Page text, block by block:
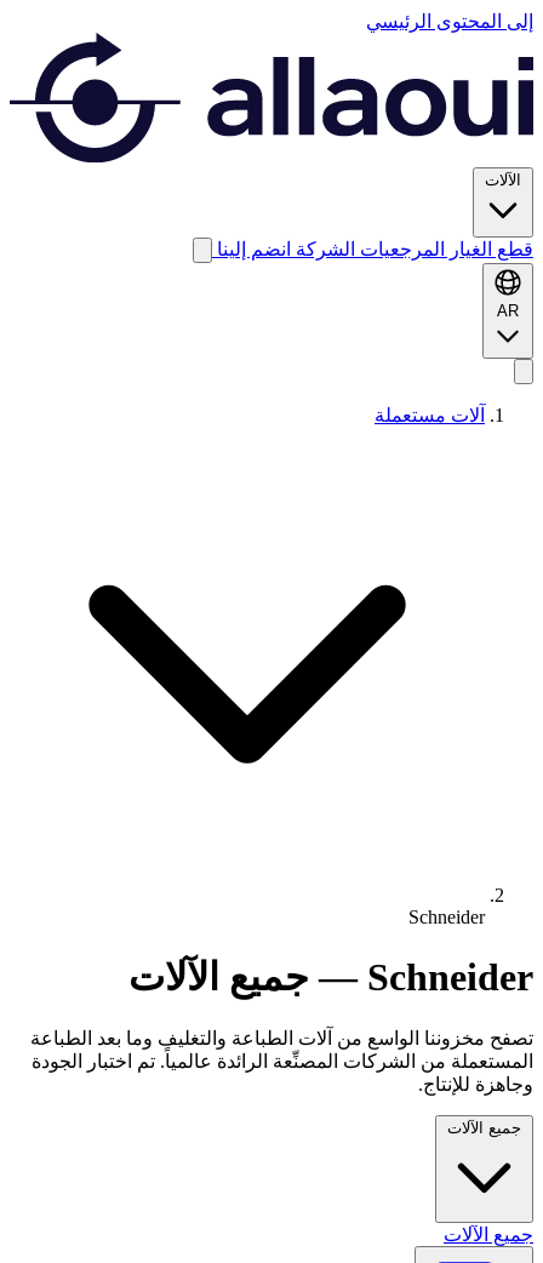
إلى المحتوى الرئيسي
الآلات
قطع الغيار المرجعيات الشركة انضم إلينا
AR
آلات مستعملة
Schneider
Schneider — جميع الآلات
تصفح مخزوننا الواسع من آلات الطباعة والتغليف وما بعد الطباعة
المستعملة من الشركات المصنِّعة الرائدة عالمياً. تم اختبار الجودة
وجاهزة للإنتاج.
جميع الآلات
جميع الآلات